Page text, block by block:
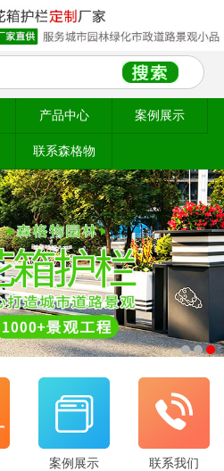
产品中心 案例展示
联系森格物
案例展示 联系我们